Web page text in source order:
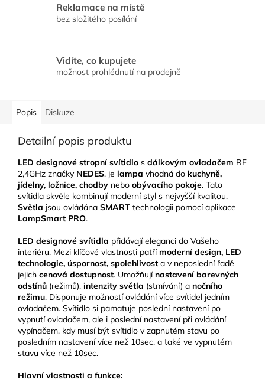
Reklamace na místě
bez složitého posílání
Vidíte, co kupujete
možnost prohlédnutí na prodejně
Popis Diskuze
Detailní popis produktu
LED designové stropní svítidlo s dálkovým ovladačem RF
2,4GHz značky NEDES, je lampa vhodná do kuchyně,
jídelny, ložnice, chodby nebo obývacího pokoje. Tato
svítidla skvěle kombinují moderní styl s nejvyšší kvalitou.
Světla jsou ovládána SMART technologii pomocí aplikace
LampSmart PRO.
LED designové svítidla přidávají eleganci do Vašeho
interiéru. Mezi klíčové vlastnosti patřímoderní design, LED
technologie, úspornost, spolehlivost a v neposlední řadě
jejich cenová dostupnost. Umožňujínastavení barevných
odstínů (režimů), intenzity světla (stmívání) a nočního
režimu. Disponuje možností ovládání více svítidel jedním
ovladačem. Svítidlo si pamatuje poslední nastavení po
vypnutí ovladačem, ale i poslední nastavení při ovládání
vypínačem, kdy musí být svítidlo v zapnutém stavu po
posledním nastavení více než 10sec. a také ve vypnutém
stavu více než 10sec.
Hlavní vlastnosti a funkce: